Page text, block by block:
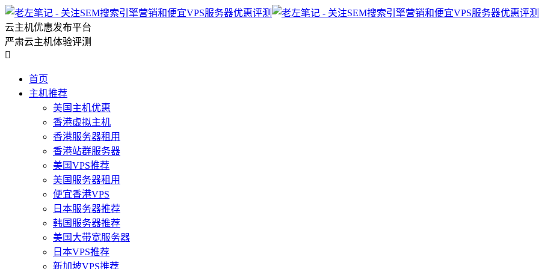
云主机优惠发布平台
严肃云主机体验评测

首页
主机推荐
美国主机优惠
香港虚拟主机
香港服务器租用
香港站群服务器
美国VPS推荐
美国服务器租用
便宜香港VPS
日本服务器推荐
韩国服务器推荐
美国大带宽服务器
日本VPS推荐
新加坡VPS推荐